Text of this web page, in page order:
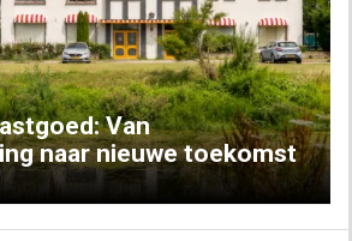
Van
naar nieuwe toekomst
Next